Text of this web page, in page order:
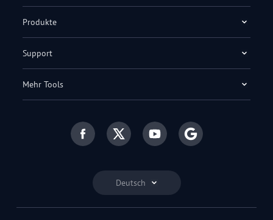
Deutsch
Produkte
Support
Mehr Tools